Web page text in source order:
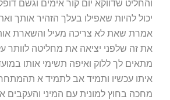
והחליט שדווקא יום קור אימים וגשם
יכול להיות שאפילו בעלך הזהיר אותך
אמרת שאת לא צריכה מעיל והשארת
את זה שלפני יציאה את מחליטה לוותר
מתאים לך ללוק ואיפה תשימי אותו
איתו עכשיו ותמיד אב לתמיד א
מחכה בחוץ למונית עם המיני והעקבים